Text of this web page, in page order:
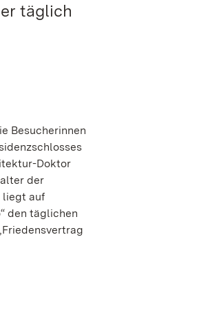
täglich
Besucherinnen
Doktor
der
liegt auf
den täglichen